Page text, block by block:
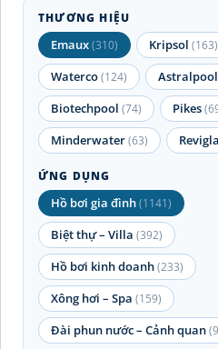
THƯƠNG HIỆU
Emaux(310) Kripsol (163)
Waterco(124) Astralpool
Biotechpool (74) Pikes
Minderwater(63)
ỨNG DỤNG
Hồ bơi gia đình(1141)
Biệt thự – Villa (392)
Hồ bơi kinh doanh(233)
Xông hơi – Spa (159)
Đài phun nước – Cảnh quan